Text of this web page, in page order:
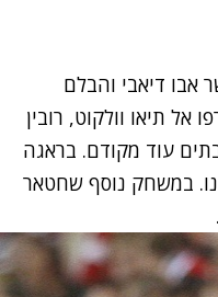
אבו דיאבי והבלם
אל תיאו וולקוט, רובין
עוד מקודם. בראגה
במשחק נוסף שחטאר